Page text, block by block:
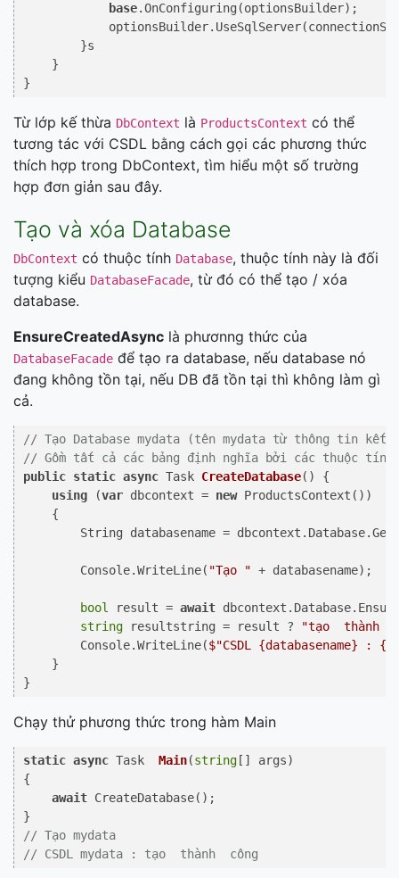
base.OnConfiguring(optionsBuilder);
        }s
    }
Từ lớp kế thừa DbContext là ProductsContext có thể
tương tác với CSDL bằng cách gọi các phương thức
thích hợp trong DbContext, tìm hiểu một số trường
hợp đơn giản sau đây.
Tạo và xóa Database
DbContext có thuộc tính Database, thuộc tính này là đối
tượng kiểu DatabaseFacade, từ đó có thể tạo / xóa
database.
EnsureCreatedAsync là phươnng thức của
DatabaseFacade để tạo ra database, nếu database nó
đang không tồn tại, nếu DB đã tồn tại thì không làm gì
cả.
// Tạo Database mydata (tên mydata từ thông tin kết
// Gồm tất cả các bảng định nghĩa bởi các thuộc tính
public static async Task CreateDatabase()
{
using (var dbcontext = new ProductsContext())
    {
String databasename =
        Console.WriteLine(
"Tạo " + databasename);
bool result = await
string resultstring = result ?
"tạo  thành
        Console.WriteLine(
$"CSDL {databasename} :
    }
Chạy thử phương thức trong hàm Main
static async Task Main(string [] args)
{
await CreateDatabase();
// Tạo mydata
// CSDL mydata : tạo  thành  công